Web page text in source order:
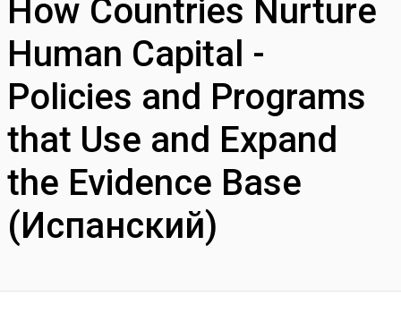
How Countries Nurture
Human Capital -
Policies and Programs
that Use and Expand
the Evidence Base
(Испанский)